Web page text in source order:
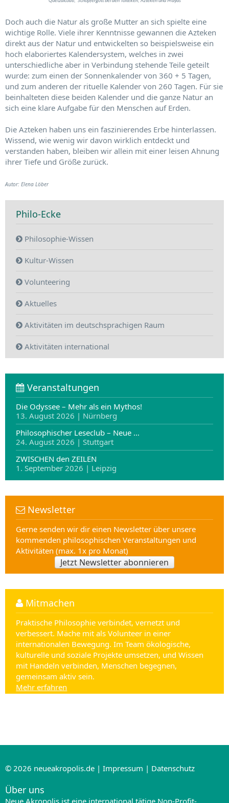
Doch auch die Natur als große Mutter an sich spielte eine
wichtige Rolle. Viele ihrer Kenntnisse gewannen die Azteken
direkt aus der Natur und entwickelten so beispielsweise ein
hoch elaboriertes Kalendersystem, welches in zwei
unterschiedliche aber in Verbindung stehende Teile geteilt
wurde: zum einen der Sonnenkalender von 360 + 5 Tagen,
und zum anderen der rituelle Kalender von 260 Tagen. Für sie
beinhalteten diese beiden Kalender und die ganze Natur an
sich eine klare Aufgabe für den Menschen auf Erden.
Die Azteken haben uns ein faszinierendes Erbe hinterlassen.
Wissend, wie wenig wir davon wirklich entdeckt und
verstanden haben, bleiben wir allein mit einer leisen Ahnung
ihrer Tiefe und Größe zurück.
Autor: Elena Löber
Philo-Ecke
Philosophie-Wissen
Kultur-Wissen
Volunteering
Aktuelles
Aktivitäten im deutschsprachigen Raum
Aktivitäten international
Veranstaltungen
Die Odyssee – Mehr als ein Mythos!
13. August 2026 | Nürnberg
Philosophischer Leseclub – Neue …
24. August 2026 | Stuttgart
ZWISCHEN den ZEILEN
1. September 2026 | Leipzig
Newsletter
Gerne senden wir dir einen Newsletter über unsere
kommenden philosophischen Veranstaltungen und
Aktivitäten (max. 1x pro Monat)
Jetzt Newsletter abonnieren
Mitmachen
Praktische Philosophie verbindet, vernetzt und
verbessert. Mache mit als Volunteer in einer
internationalen Bewegung. Im Team ökologische,
kulturelle und soziale Projekte umsetzen, und Wissen
mit Handeln verbinden, Menschen begegnen,
gemeinsam aktiv sein.
Mehr erfahren
© 2026 neueakropolis.de | Impressum | Datenschutz
Über uns
Neue Akropolis ist eine international tätige Non-Profit-